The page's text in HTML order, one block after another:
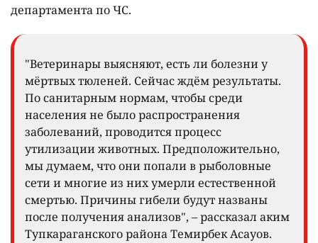
департамента по ЧС.
"Ветеринары выясняют, есть ли болезни у
мёртвых тюленей. Сейчас ждём результаты.
По санитарным нормам, чтобы среди
населения не было распространения
заболеваний, проводится процесс
утилизации животных. Предположительно,
мы думаем, что они попали в рыболовные
сети и многие из них умерли естественной
смертью. Причины гибели будут названы
после получения анализов", – рассказал аким
Тупкараганского района Темирбек Асауов.